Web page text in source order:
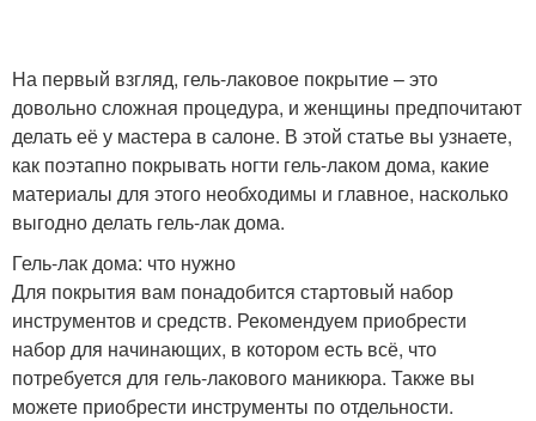
На первый взгляд, гель-лаковое покрытие – это
довольно сложная процедура, и женщины предпочитают
делать её у мастера в салоне. В этой статье вы узнаете,
как поэтапно покрывать ногти гель-лаком дома, какие
материалы для этого необходимы и главное, насколько
выгодно делать гель-лак дома.
Гель-лак дома: что нужно
Для покрытия вам понадобится стартовый набор
инструментов и средств. Рекомендуем приобрести
набор для начинающих, в котором есть всё, что
потребуется для гель-лакового маникюра. Также вы
можете приобрести инструменты по отдельности.